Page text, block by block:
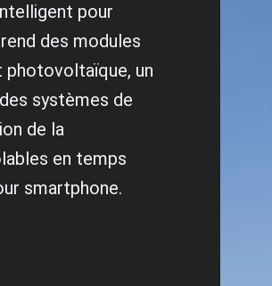
pour
des modules
un
systèmes de
de la
en temps
smartphone.